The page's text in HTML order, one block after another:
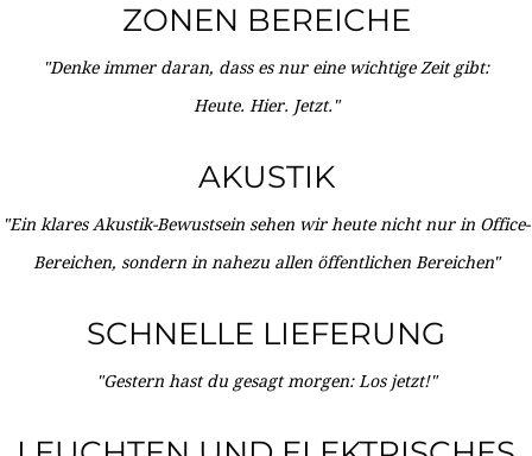
ZONEN BEREICHE
"Denke immer daran, dass es nur eine wichtige Zeit gibt:
Heute. Hier. Jetzt."
AKUSTIK
"Ein klares Akustik-Bewustsein sehen wir heute nicht nur in Office-
Bereichen, sondern in nahezu allen öffentlichen Bereichen"
SCHNELLE LIEFERUNG
"Gestern hast du gesagt morgen: Los jetzt!"